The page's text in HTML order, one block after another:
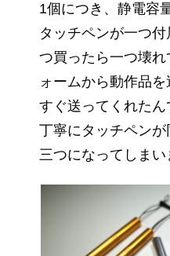
1個につき、静電容
タッチペンが一つ
つ買ったら一つ壊
ォームから動作品
すぐ送ってくれた
丁寧にタッチペン
三つになってしまい